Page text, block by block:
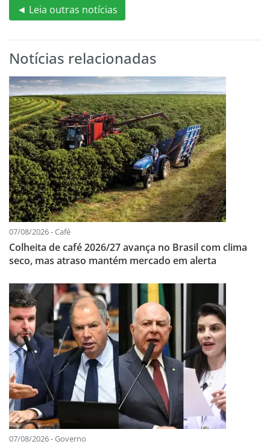
◄ Leia outras notícias
Notícias relacionadas
07/08/2026 - Café
Colheita de café 2026/27 avança no Brasil com clima
seco, mas atraso mantém mercado em alerta
07/08/2026 - Governo